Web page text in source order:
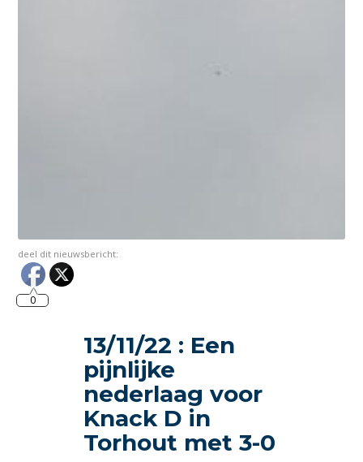
deel dit nieuwsbericht:
0
13/11/22 : Een
pijnlijke
nederlaag voor
Knack D in
Torhout met 3-0